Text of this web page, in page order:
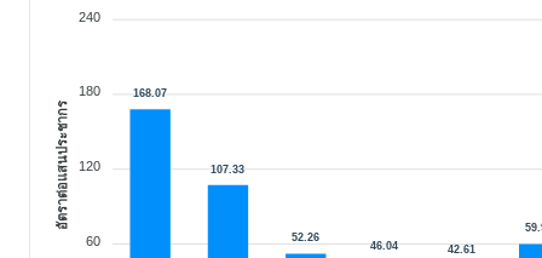
168.07
107.33
52.26
46.04 42.61
240
180
120
60
อัตราต่อแสนประชากร